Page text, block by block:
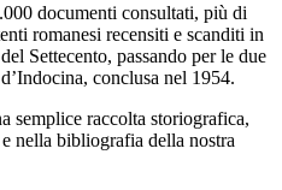
documenti consultati, più di
romanesi recensiti e scanditi in
Settecento, passando per le due
conclusa nel 1954.
semplice raccolta storiografica,
nella bibliografia della nostra